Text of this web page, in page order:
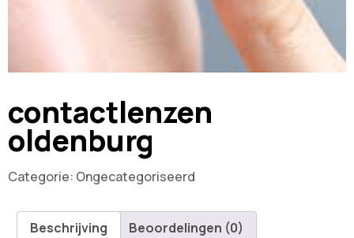
contactlenzen
oldenburg
Categorie: Ongecategoriseerd
Beschrijving Beoordelingen (0)